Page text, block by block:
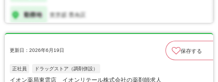
更新日：2026年6月19日 保存する
正社員 ドラッグストア（調剤併設）
イオン薬局東雲店 イオンリテール株式会社の薬剤師求人